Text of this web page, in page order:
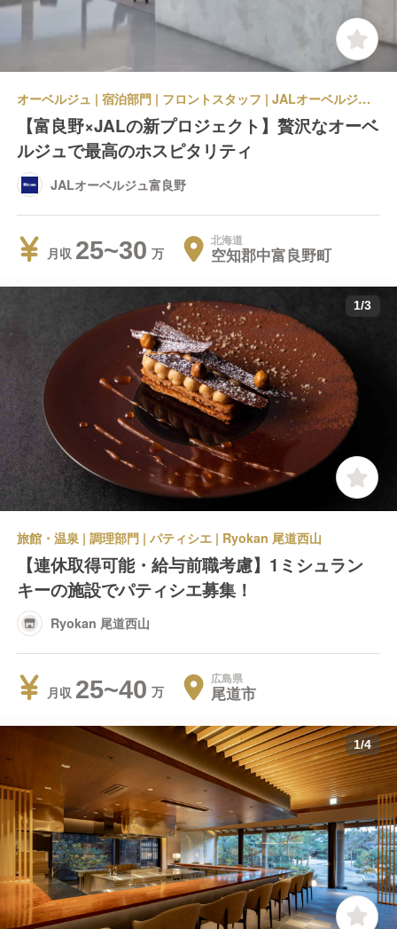
オーベルジュ | 宿泊部門 | フロントスタッフ | JALオーベルジュ富良野
【富良野×JALの新プロジェクト】贅沢なオーベ
ルジュで最高のホスピタリティ
JALオーベルジュ富良野
月収 25~30 北海道
空知郡中富良野町
1/3
旅館・温泉 | 調理部門 | パティシエ | Ryokan 尾道西山
【連休取得可能・給与前職考慮】1ミシュラン
キーの施設でパティシエ募集！
Ryokan 尾道西山
月収 25~40 広島県
尾道市
1/4